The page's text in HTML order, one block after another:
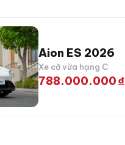
Aion ES 2026
Xe cỡ vừa hạng C
788.000.000 ₫